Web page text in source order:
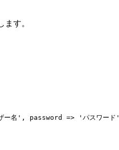
す。
ー名', password => 'パスワード'